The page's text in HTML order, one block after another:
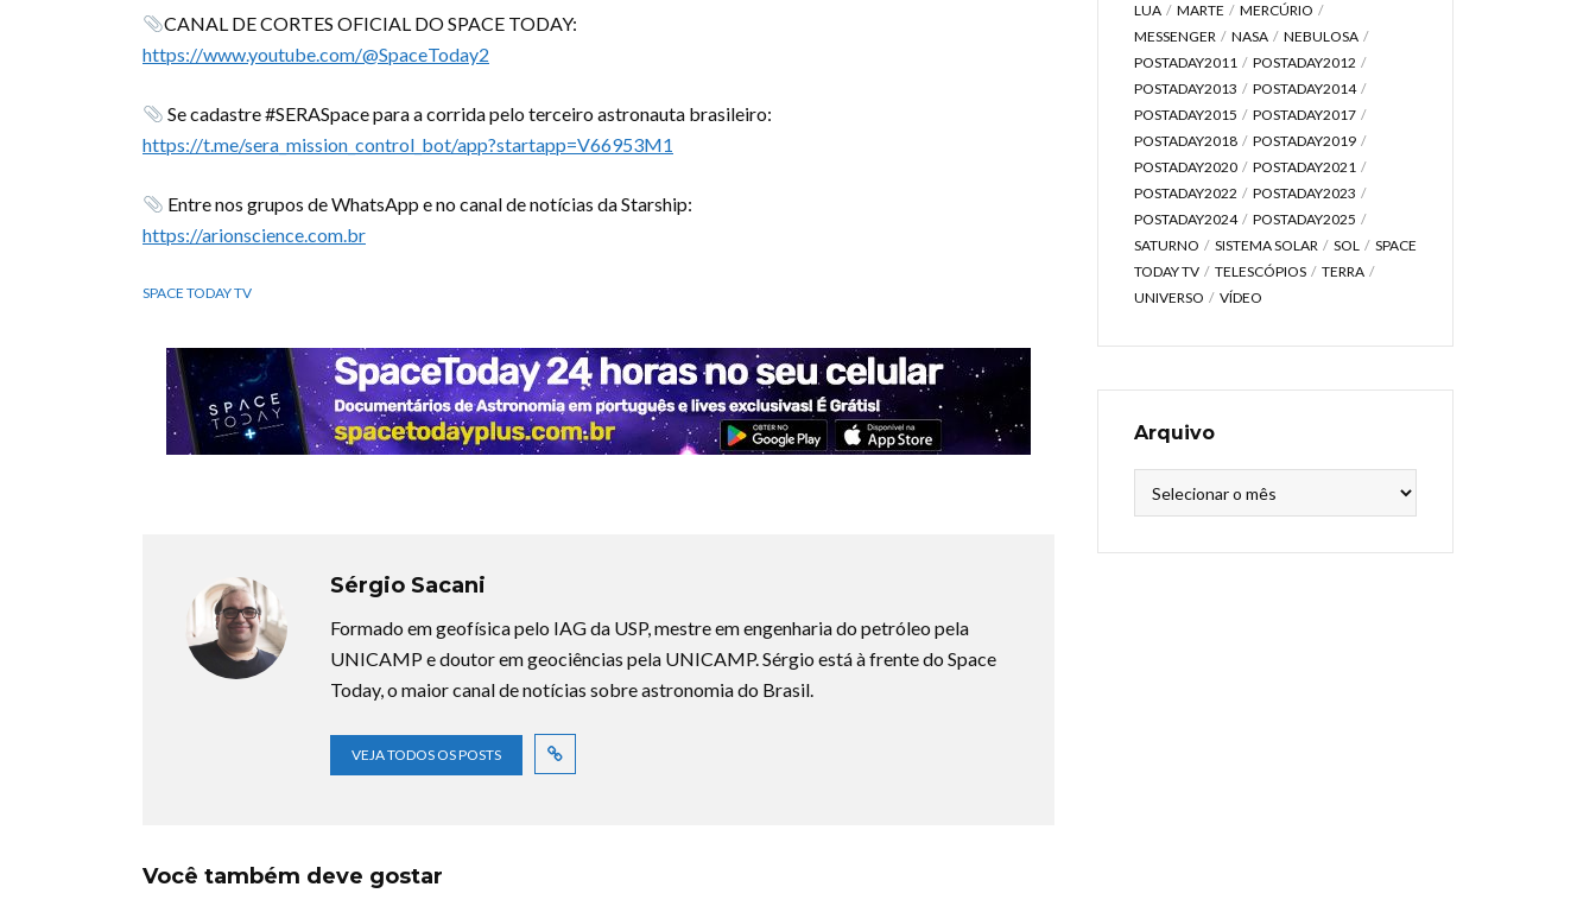
CANAL DE CORTES OFICIAL DO SPACE TODAY:
https://www.youtube.com/@SpaceToday2
Se cadastre #SERASpace para a corrida pelo terceiro astronauta brasileiro:
https://t.me/sera_mission_control_bot/app?startapp=V66953M1
Entre nos grupos de WhatsApp e no canal de notícias da Starship:
https://arionscience.com.br
SPACE TODAY TV
Sérgio Sacani
Formado em geofísica pelo IAG da USP, mestre em engenharia do petróleo pela
UNICAMP e doutor em geociências pela UNICAMP. Sérgio está à frente do Space
Today, o maior canal de notícias sobre astronomia do Brasil.
VEJA TODOS OS POSTS
Você também deve gostar
LUA
MARTE
MERCÚRIO
MESSENGER
NASA
NEBULOSA
POSTADAY2011
POSTADAY2012
POSTADAY2013
POSTADAY2014
POSTADAY2015
POSTADAY2017
POSTADAY2018
POSTADAY2019
POSTADAY2020
POSTADAY2021
POSTADAY2022
POSTADAY2023
POSTADAY2024
POSTADAY2025
SATURNO
SISTEMA SOLAR SOL
SPACE
TODAY TV
TELESCÓPIOS
TERRA
UNIVERSO
VÍDEO
Arquivo